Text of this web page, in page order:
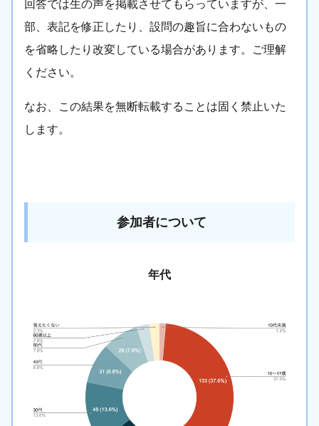
回答では生の声を掲載させてもらっていますが、一
部、表記を修正したり、設問の趣旨に合わないもの
を省略したり改変している場合があります。ご理解
ください。
なお、この結果を無断転載することは固く禁止いた
します。
参加者について
年代